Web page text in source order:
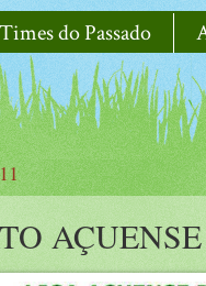
Times do Passado